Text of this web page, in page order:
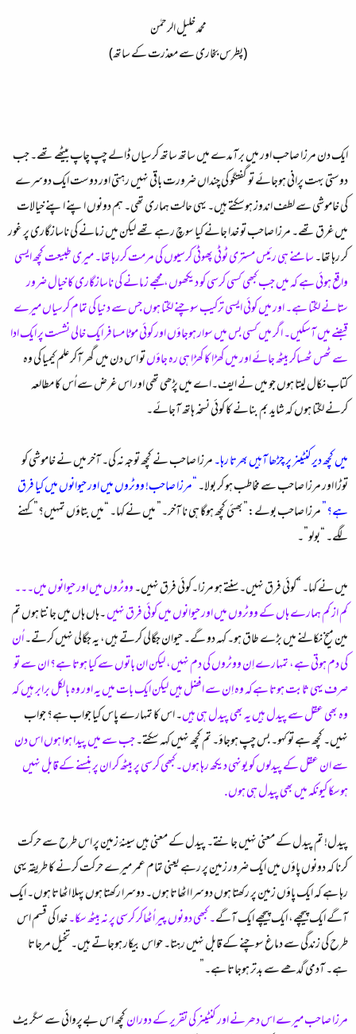
محمد خلیل الرحمٰن
(پطرس بخاری سے معذرت کے ساتھ)​
ایک دن مرزا صاحب اور میں برآمدے میں ساتھ ساتھ کرسیاں ڈالے چپ چاپ بیٹھے تھے۔ جب
دوستی بہت پرانی ہوجائے تو گفتگو کی چنداں ضرورت باقی نہیں رہتی اور دوست ایک دوسرے
کی خاموشی سے لطف اندوز ہوسکتے ہیں۔ یہی حالت ہماری تھی۔ ہم دونوں اپنے اپنے خیالات
میں غرق تھے۔ مرزا صاحب تو خدا جانے کیا سوچ رہے تھے لیکن میں زمانے کی ناسازگاری پر غور
کر رہا تھا۔سامنے ہی رئیس مستری ٹوٹی پھوٹی کرسیوں کی مرمت کررہا تھا۔ میری طبیعت کچھ ایسی
واقع ہوئی ہے کہ میں جب کبھی کسی کرسی کو دیکھوں، مجھے زمانے کی ناسازگاری کا خیال ضرور
ستانے لگتا ہے۔ اور میں کوئی ایسی ترکیب سوچنے لگتا ہوں جس سے دنیا کی تمام کرسیاں میرے
قبضے میں آسکیں۔ اگر میں کسی بس میں سوار ہوجاؤں اور کوئی موٹا مسافر ایک خالی نشست پر ایک ادا
سے ٹھس ٹھساکر بیٹھ جائے اور میں کھڑا کا کھڑا ہی رہ جاؤںتو اس دن میں گھر آکر علم کیمیا کی وہ
کتاب نکال لیتا ہوں جو میں نے ایف۔اے میں پڑھی تھی اور اس غرض سے اُس کا مطالعہ
کرنے لگتا ہوں کہ شاید بم بنانے کا کوئی نسخہ ہاتھ آجائے۔
میں کچھ دیرکنٹینر پر چڑھا آہیں بھرتا رہا۔مرزا صاحب نے کچھ توجہ نہ کی۔ آخر میں نے خاموشی کو
توڑا اور مرزا صاحب سے مخاطب ہو کر بولا۔“مرزا صاحب! ووٹروں میں اور حیوانوں میں کیا فرق
ہے؟” مرزا صاحب بولے:”بھئی کچھ ہوگا ہی نا آخر۔” میں نے کہا۔ “میں بتاؤں تمہیں؟” کہنے
لگے۔ “بولو”۔
میں نے کہا۔ “کوئی فرق نہیں۔ سنتے ہو مرزا۔کوئی فرق نہیں۔ووٹروں میں اور حیوانوں میں۔۔۔
کم از کم ہمارے ہاں کے ووٹروں میں اور حیوانوں میں کوئی فرق نہیں۔ہاں ہاں میں جانتا ہوں تم
مین میخ نکالنے میں بڑے طاق ہو۔ کہہ دو گے۔ حیوان جگالی کرتے ہیں، یہ جگالی نہیں کرتے۔اُن
کی دم ہوتی ہے، تمہارے اِن ووٹروں کی دم نہیں، لیکن ان باتوں سے کیا ہوتا ہے؟ ان سے تو
صرف یہی ثابت ہوتا ہےکہ وہ اِن سے افضل ہیں لیکن ایک بات میں یہ اور وہ بالکل برابر ہیں کہ
وہ بھی عقل سے پیدل ہیں یہ بھی پیدل ہی ہیں۔ اس کا تمہارے پاس کیا جواب ہے؟ جواب
نہیں۔ کچھ ہے تو کہو۔ بس چپ ہوجاؤ۔ تم کچھ نہیں کہہ سکتے۔جب سے میں پیدا ہوا ہوں اس دن
سے ان عقل کے پیدلوں کو یونہی دیکھ رہا ہوں۔کبھی کرسی پر بیٹھ کر ان پر ہنسنے کے قابل نہیں
ہوسکا کیونکہ میں بھی پیدل ہی ہوں.
پیدل! تم پیدل کے معنی نہیں جانتے۔ پیدل کے معنی ہیں سینہٴ زمین پر اس طرح سے حرکت
کرنا کہ دونوں پاؤں میں ایک ضرور زمین پر رہے یعنی تمام عمر میرے حرکت کرنے کا طریقہ یہی
رہا ہے کہ ایک پاؤں زمین پر رکھتا ہوں دوسرا اٹھاتا ہوں۔ دوسرا رکھتا ہوں پہلا اٹھاتا ہوں۔ ایک
آگے ایک پیچھے، ایک پیچھے ایک آگے۔ کبھی دونوں پیر اُٹھاکر کرسی پر نہ بیٹھ سکا۔خدا کی قسم اس
طرح کی زندگی سے دماغ سوچنے کے قابل نہیں رہتا۔ حواس بیکار ہوجاتے ہیں۔ تخیل مرجاتا
ہے۔ آدمی گدھے سے بدتر ہوجاتا ہے۔”
مرزا صاحب میرے اس دھرنے اور کنٹینر کی تقریر کے دورانکچھ اس بےپروائی سے سگریٹ